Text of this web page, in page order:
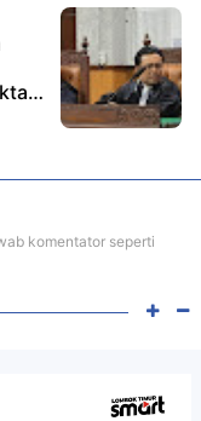
komentator seperti